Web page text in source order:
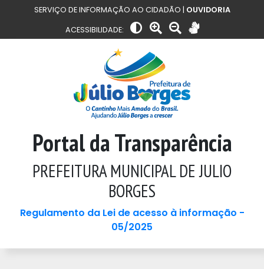
SERVIÇO DE INFORMAÇÃO AO CIDADÃO | OUVIDORIA
ACESSIBILIDADE:
Portal da Transparência
PREFEITURA MUNICIPAL DE JULIO
BORGES
Regulamento da Lei de acesso à informação -
05/2025